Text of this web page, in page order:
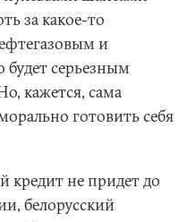
за какое-то
и
серьезным
кажется, сама
готовить себя
кредит не придет до
белорусский